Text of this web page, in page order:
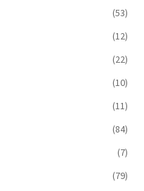
(53)
(12)
(22)
(10)
(11)
(84)
(7)
(79)